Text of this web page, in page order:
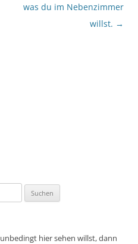
was du im Nebenzimmer
willst. →
hier sehen willst, dann